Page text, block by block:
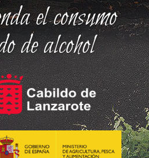
el consumo
de alcohol